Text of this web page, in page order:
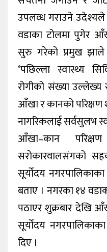
उपलव्ध गराउने
वडाका टोलमा पुगेर
सुरु गरेको प्रमुख
‘पछिल्ला स्वास्थ्य
रोगीको संख्या
आँखा र कानको परिक्षण
नागरिकलाई सर्वसुलभ
आँखा–कान
सरोकारवालसंगको
सूर्योदय
बताए । नगरका १४
पठाएर शुक्रबार देखि
सूर्योदय
दिए ।